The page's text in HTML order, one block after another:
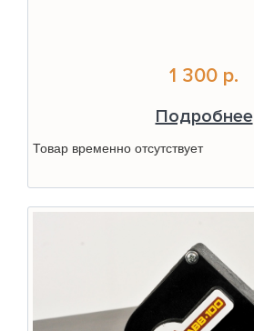
1 300 р.
Подробнее
Товар временно отсутствует